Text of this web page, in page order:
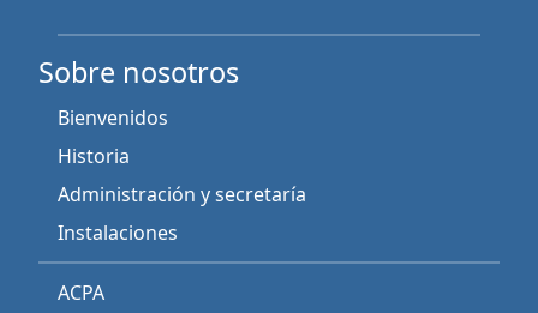
Sobre nosotros
Bienvenidos
Historia
Administración y secretaría
Instalaciones
ACPA